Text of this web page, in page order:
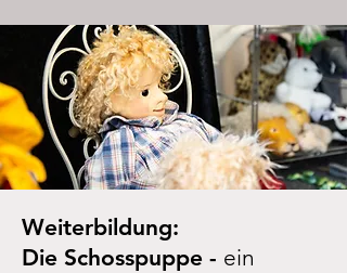
Weiterbildung:
Die Schosspuppe - ein